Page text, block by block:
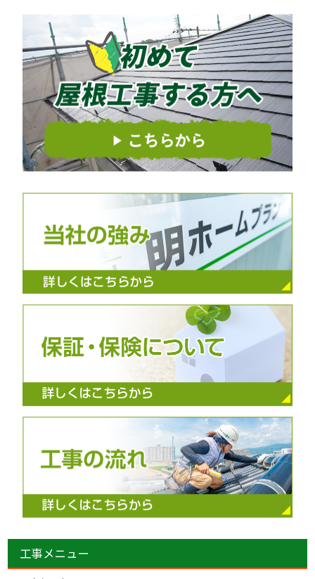
工事メニュー